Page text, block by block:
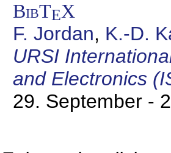
BibTEX
F. Jordan, K.-D.
URSI
and Electronics
29. September -